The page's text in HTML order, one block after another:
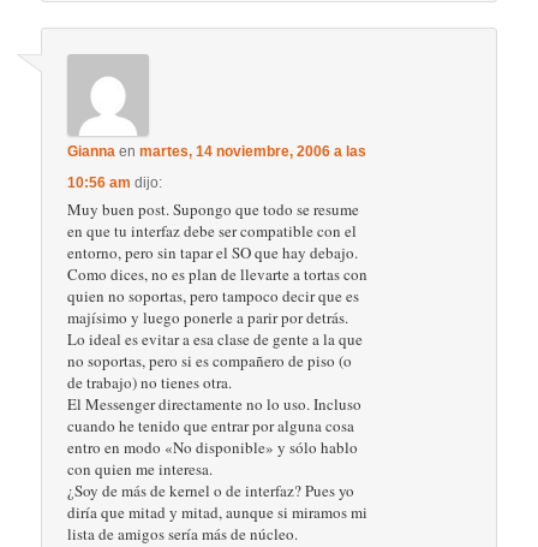
Gianna enmartes, 14 noviembre, 2006 a las
10:56 am dijo:
Muy buen post. Supongo que todo se resume
en que tu interfaz debe ser compatible con el
entorno, pero sin tapar el SO que hay debajo.
Como dices, no es plan de llevarte a tortas con
quien no soportas, pero tampoco decir que es
majísimo y luego ponerle a parir por detrás.
Lo ideal es evitar a esa clase de gente a la que
no soportas, pero si es compañero de piso (o
de trabajo) no tienes otra.
El Messenger directamente no lo uso. Incluso
cuando he tenido que entrar por alguna cosa
entro en modo «No disponible» y sólo hablo
con quien me interesa.
¿Soy de más de kernel o de interfaz? Pues yo
diría que mitad y mitad, aunque si miramos mi
lista de amigos sería más de núcleo.